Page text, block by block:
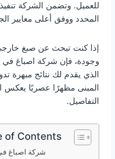
للعميل. وتضمن الشركة
المحدد ووفق أعلى معايير
إذا كنت تبحث عن صبغ
وجودة، فإن شركة اصباغ في
الذي يقدم لك نتائج مبهرة
المبنى مظهرًا عصريًا يعكس
التفاصيل.
of Contents
شركة اصباغ